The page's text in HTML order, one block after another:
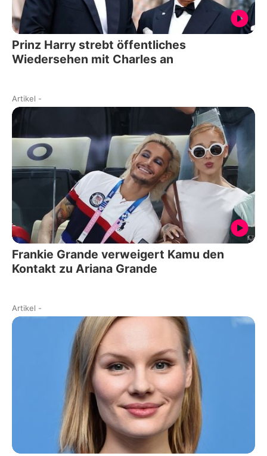
Prinz Harry strebt öffentliches
Wiedersehen mit Charles an
Artikel -
Frankie Grande verweigert Kamu den
Kontakt zu Ariana Grande
Artikel -